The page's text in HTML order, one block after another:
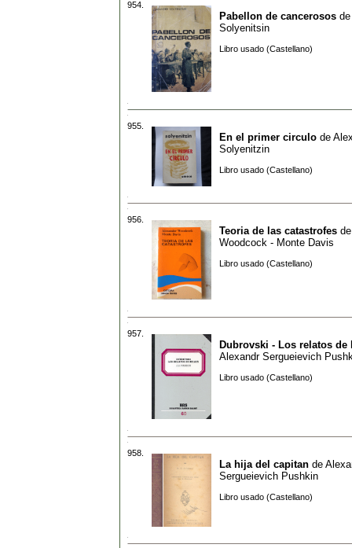
954.
Pabellon de cancerosos de
Solyenitsin
Libro usado (Castellano)
955.
En el primer circulo de
Solyenitzin
Libro usado (Castellano)
956.
Teoria de las catastrofes
Woodcock - Monte Davis
Libro usado (Castellano)
957.
Dubrovski - Los relatos de
Alexandr Sergueievich
Libro usado (Castellano)
958.
La hija del capitan de
Sergueievich Pushkin
Libro usado (Castellano)